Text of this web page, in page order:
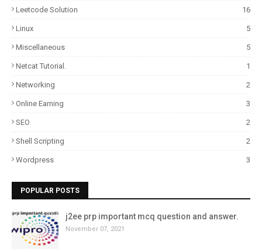
Leetcode Solution 16
Linux 5
Miscellaneous 5
Netcat Tutorial. 1
Networking 2
Online Earning 3
SEO 2
Shell Scripting 2
Wordpress 3
POPULAR POSTS
j2ee prp important mcq question and answer.
November 07, 2021